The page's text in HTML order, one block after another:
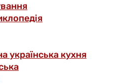
українська кухня